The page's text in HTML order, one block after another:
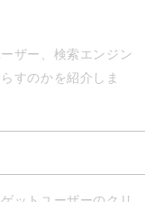
ザー、検索エンジン
すのかを紹介しま